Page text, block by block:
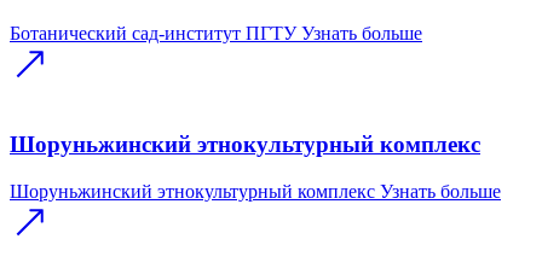
Ботанический сад-институт ПГТУ Узнать больше
Шоруньжинский этнокультурный комплекс
Шоруньжинский этнокультурный комплекс Узнать больше